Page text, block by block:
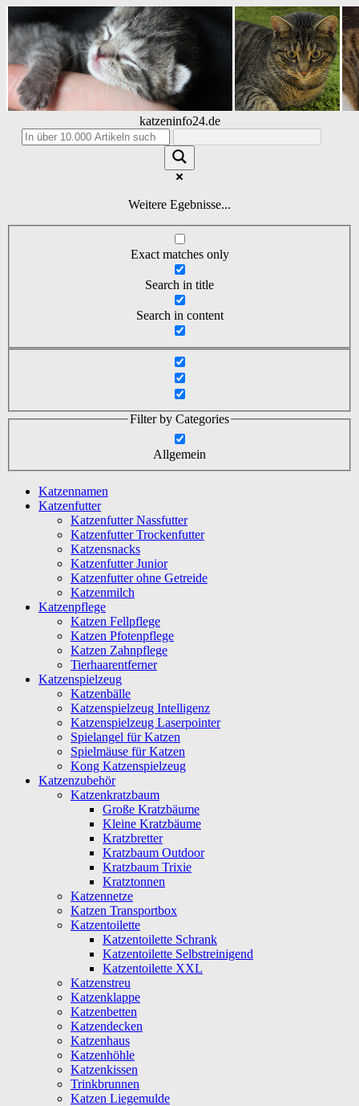
katzeninfo24.de
Weitere Egebnisse...
Exact matches only
Search in title
Search in content
Filter by Categories
Allgemein
Katzennamen
Katzenfutter
Katzenfutter Nassfutter
Katzenfutter Trockenfutter
Katzensnacks
Katzenfutter Junior
Katzenfutter ohne Getreide
Katzenmilch
Katzenpflege
Katzen Fellpflege
Katzen Pfotenpflege
Katzen Zahnpflege
Tierhaarentferner
Katzenspielzeug
Katzenbälle
Katzenspielzeug Intelligenz
Katzenspielzeug Laserpointer
Spielangel für Katzen
Spielmäuse für Katzen
Kong Katzenspielzeug
Katzenzubehör
Katzenkratzbaum
Große Kratzbäume
Kleine Kratzbäume
Kratzbretter
Kratzbaum Outdoor
Kratzbaum Trixie
Kratztonnen
Katzennetze
Katzen Transportbox
Katzentoilette
Katzentoilette Schrank
Katzentoilette Selbstreinigend
Katzentoilette XXL
Katzenstreu
Katzenklappe
Katzenbetten
Katzendecken
Katzenhaus
Katzenhöhle
Katzenkissen
Trinkbrunnen
Katzen Liegemulde